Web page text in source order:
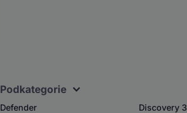
Podkategorie
Defender
Discovery 3